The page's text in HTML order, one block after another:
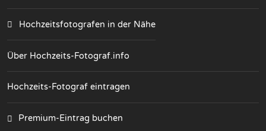
Hochzeitsfotografen in der Nähe
Über Hochzeits-Fotograf.info
Hochzeits-Fotograf eintragen
Premium-Eintrag buchen